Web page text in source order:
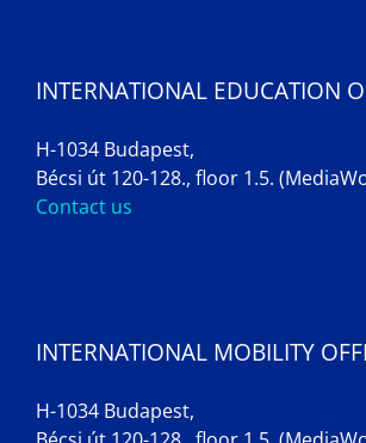
INTERNATIONAL EDUCATION
H-1034 Budapest,
Bécsi út 120-128., floor 1.5.
Contact us
INTERNATIONAL MOBILITY
H-1034 Budapest,